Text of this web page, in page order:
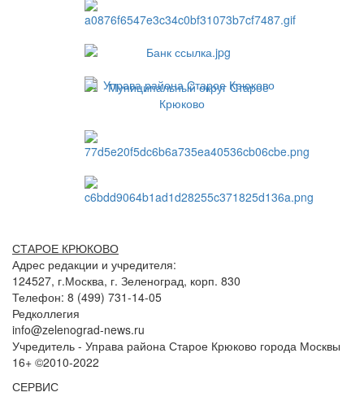
СТАРОЕ КРЮКОВО
Адрес редакции и учредителя:
124527, г.Москва, г. Зеленоград, корп. 830
Телефон: 8 (499) 731-14-05
Редколлегия
info@zelenograd-news.ru
Учредитель - Управа района Старое Крюково города Москвы
16+ ©2010-2022
СЕРВИС